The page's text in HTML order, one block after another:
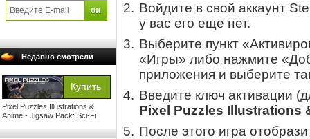
Недавно смотрели
Pixel Puzzles Illustrations &
Anime - Jigsaw Pack: Sci-Fi
Войдите в свой аккаунт
у вас его еще нет.
Выберите пункт
«Игры» либо нажмите
приложения и выберите
Введите ключ активации
Pixel Puzzles Illustrations
После этого игра